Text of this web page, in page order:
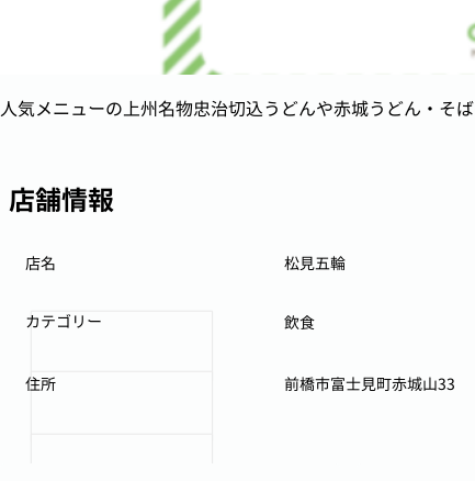
人気メニューの上州名物忠治切込うどんや赤城うどん・そ
店舗情報
松見五輪
店名
飲食
カテゴリー
前橋市富士見町赤城山33
住所